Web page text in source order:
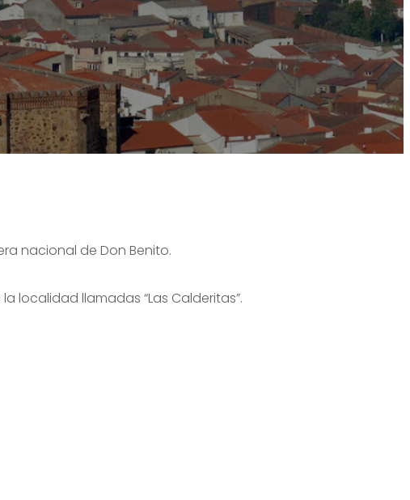
nacional de Don Benito.
localidad llamadas “Las Calderitas”.